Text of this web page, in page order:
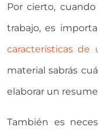
Por cierto,
trabajo, es
características de
material sabrás
elaborar un
También es